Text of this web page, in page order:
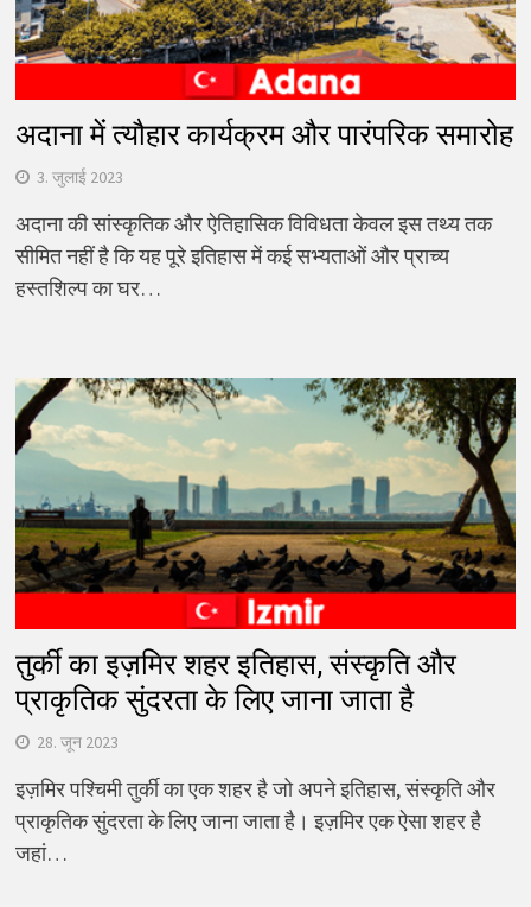
अदाना में त्यौहार कार्यक्रम और पारंपरिक समारोह
3. जुलाई 2023
अदाना की सांस्कृतिक और ऐतिहासिक विविधता केवल इस तथ्य तक
सीमित नहीं है कि यह पूरे इतिहास में कई सभ्यताओं और प्राच्य
हस्तशिल्प का घर…
तुर्की का इज़मिर शहर इतिहास, संस्कृति और
प्राकृतिक सुंदरता के लिए जाना जाता है
28. जून 2023
इज़मिर पश्चिमी तुर्की का एक शहर है जो अपने इतिहास, संस्कृति और
प्राकृतिक सुंदरता के लिए जाना जाता है। इज़मिर एक ऐसा शहर है
जहां…